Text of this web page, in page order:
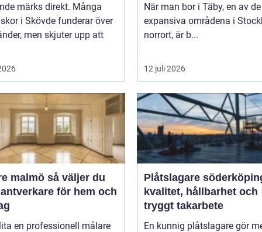
märks direkt. Många
i Skövde funderar över
men skjuter upp att
När man bor i Täby, en av
expansiva områdena i
norrort, är b...
12 juli 2026
så väljer du
för hem och
en professionell målare
Plåtslagare
kvalitet, hållbarhet och
tryggt takarbete
En kunnig plåtslagare gör